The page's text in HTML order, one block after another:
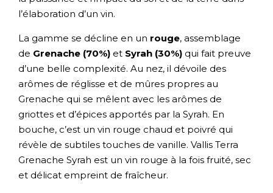
l’élaboration d’un vin.
La gamme se décline en un rouge, assemblage
de Grenache (70%) et Syrah (30%) qui fait preuve
d’une belle complexité. Au nez, il dévoile des
arômes de réglisse et de mûres propres au
Grenache qui se mêlent avec les arômes de
griottes et d’épices apportés par la Syrah. En
bouche, c’est un vin rouge chaud et poivré qui
révèle de subtiles touches de vanille. Vallis Terra
Grenache Syrah est un vin rouge à la fois fruité, sec
et délicat empreint de fraîcheur.